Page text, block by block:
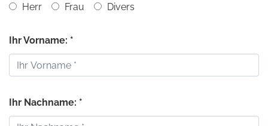
Herr
Frau Divers
Ihr Vorname: *
Ihr Nachname: *